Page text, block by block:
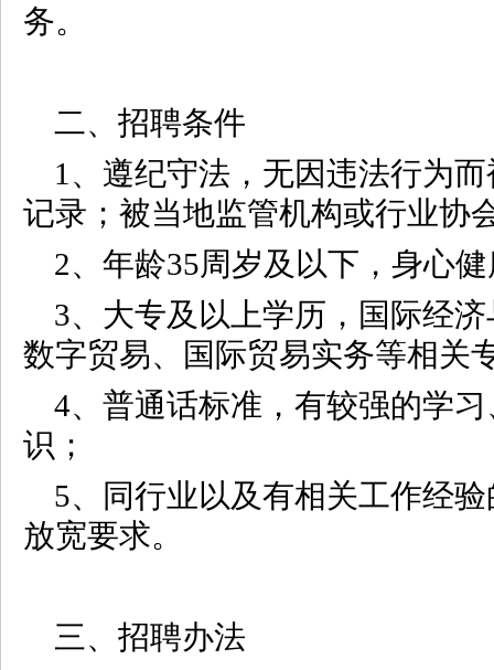
务。
二、招聘条件
1、遵纪守法，无因违法行为
记录；被当地监管机构或行业协
2、年龄35周岁及以下，身心
3、大专及以上学历，国际经
数字贸易‌、国际贸易实务等相关
4、普通话标准，有较强的学
识；
5、同行业以及有相关工作经
放宽要求。
三、招聘办法